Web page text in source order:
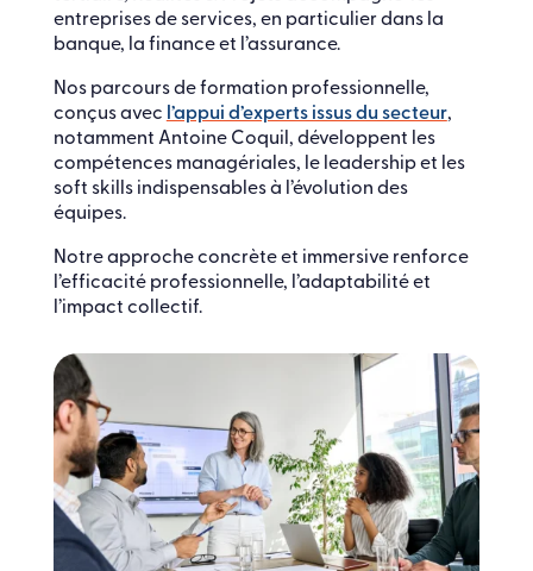
entreprises de services, en particulier dans la
banque, la finance et l’assurance.
Nos parcours de formation professionnelle,
conçus avec l’appui d’experts issus du secteur,
notamment Antoine Coquil, développent les
compétences managériales, le leadership et les
soft skills indispensables à l’évolution des
équipes.
Notre approche concrète et immersive renforce
l’efficacité professionnelle, l’adaptabilité et
l’impact collectif.